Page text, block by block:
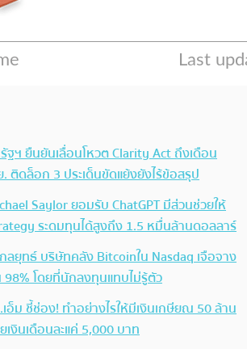
ฐฯ ยืนยันเลื่อนโหวต Clarity Act ถึงเดือน
ติดล็อก 3 ประเด็นขัดแย้งยังไร้ข้อสรุป
Saylor ยอมรับ ChatGPT มีส่วนช่วยให้
ระดมทุนได้สูงถึง 1.5 หมื่นล้านดอลลาร์
ลยุทธ์ บริษัทคลัง Bitcoinใน Nasdaq เจือจาง
โดยที่นักลงทุนแทบไม่รู้ตัว
อ็ม ชี้ช่อง! ทำอย่างไรให้มีเงินเกษียณ 50 ล้าน
เงินเดือนละแค่ 5,000 บาท